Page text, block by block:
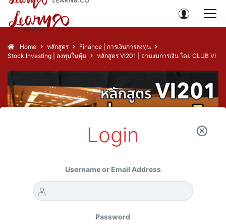
Login
Username or Email Address
Password
Home หลักสูตร
Finance | การเงินการลงทุน
Stock Investing | ลงทุนในหุ้น
หลักสูตร VI201 | อ่านงบการเงิน โดย CLUB VI